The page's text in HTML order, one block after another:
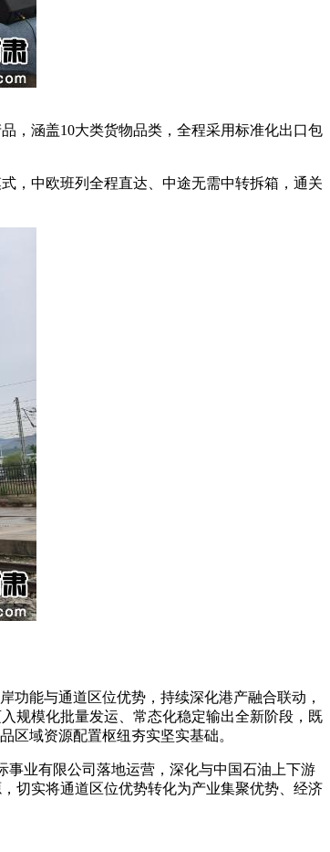
，涵盖10大类货物品类，全程采用标准化出口包
，中欧班列全程直达、中途无需中转拆箱，通关
能与通道区位优势，持续深化港产融合联动，
规模化批量发运、常态化稳定输出全新阶段，既
区域资源配置枢纽夯实坚实基础。
业有限公司落地运营，深化与中国石油上下游
切实将通道区位优势转化为产业集聚优势、经济